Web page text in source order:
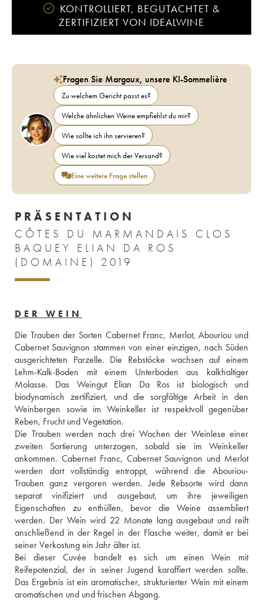
KONTROLLIERT, BEGUTACHTET &
ZERTIFIZIERT VON IDEALWINE
Fragen Sie Margaux, unsere KI-Sommelière
Zu welchem Gericht passt es?
Welche ähnlichen Weine empfiehlst du mir?
Wie sollte ich ihn servieren?
Wie viel kostet mich der Versand?
Eine weitere Frage stellen
PRÄSENTATION
CÔTES DU MARMANDAIS CLOS
BAQUEY ELIAN DA ROS
(DOMAINE) 2019
DER WEIN
Die Trauben der Sorten Cabernet Franc, Merlot, Abouriou und
Cabernet Sauvignon stammen von einer einzigen, nach Süden
ausgerichteten Parzelle. Die Rebstöcke wachsen auf einem
Lehm-Kalk-Boden mit einem Unterboden aus kalkhaltiger
Molasse. Das Weingut Elian Da Ros ist biologisch und
biodynamisch zertifiziert, und die sorgfältige Arbeit in den
Weinbergen sowie im Weinkeller ist respektvoll gegenüber
Reben, Frucht und Vegetation.
Die Trauben werden nach drei Wochen der Weinlese einer
zweiten Sortierung unterzogen, sobald sie im Weinkeller
ankommen. Cabernet Franc, Cabernet Sauvignon und Merlot
werden dort vollständig entrappt, während die Abouriou-
Trauben ganz vergoren werden. Jede Rebsorte wird dann
separat vinifiziert und ausgebaut, um ihre jeweiligen
Eigenschaften zu enthüllen, bevor die Weine assembliert
werden. Der Wein wird 22 Monate lang ausgebaut und reift
anschließend in der Regel in der Flasche weiter, damit er bei
seiner Verkostung ein Jahr älter ist.
Bei dieser Cuvée handelt es sich um einen Wein mit
Reifepotenzial, der in seiner Jugend karaffiert werden sollte.
Das Ergebnis ist ein aromatischer, strukturierter Wein mit einem
aromatischen und und frischen Abgang.